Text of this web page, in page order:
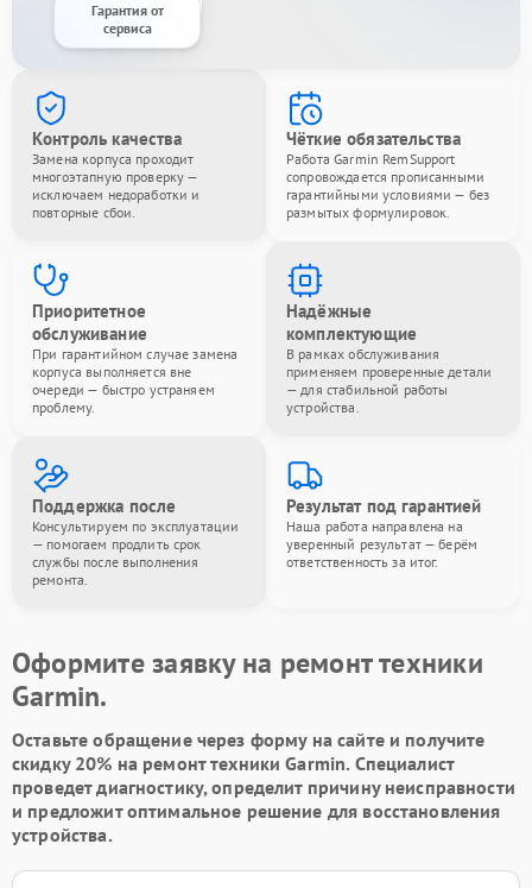
Гарантия от
сервиса
Контроль качества
Замена корпуса проходит
многоэтапную проверку —
исключаем недоработки и
повторные сбои.
Чёткие обязательства
Работа Garmin RemSupport
сопровождается прописанными
гарантийными условиями — без
размытых формулировок.
Приоритетное
обслуживание
При гарантийном случае замена
корпуса выполняется вне
очереди — быстро устраняем
проблему.
Надёжные
комплектующие
В рамках обслуживания
применяем проверенные детали
— для стабильной работы
устройства.
Поддержка после
Консультируем по эксплуатации
— помогаем продлить срок
службы после выполнения
ремонта.
Результат под гарантией
Наша работа направлена на
уверенный результат — берём
ответственность за итог.
Оформите заявку на ремонт техники
Garmin.
Оставьте обращение через форму на сайте и получите
скидку 20% на ремонт техники Garmin. Специалист
проведет диагностику, определит причину неисправности
и предложит оптимальное решение для восстановления
устройства.